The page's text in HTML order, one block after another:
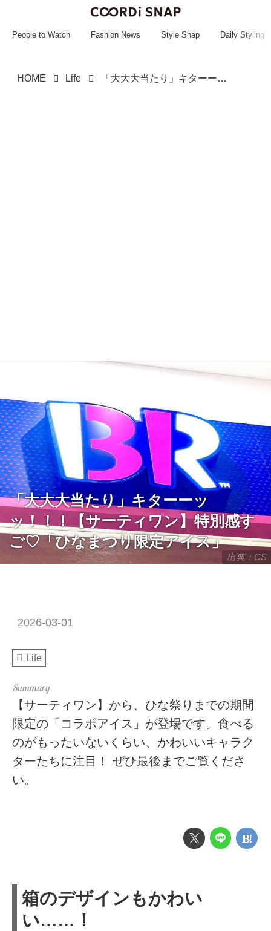
~~~~~~~~~~~
People to Watch Fashion News Style Snap Daily Styling
HOME Life 「大大大当たり」キターーッッ！！！【サーティワン】特別感すご♡「ひなまつり限定アイス」
出典：CS
「大大大当たり」キターーッ
ッ！！！【サーティワン】特別感す
ご♡「ひなまつり限定アイス」
2026-03-01
Life
【サーティワン】から、ひな祭りまでの期間
限定の「コラボアイス」が登場です。食べる
のがもったいないくらい、かわいいキャラク
ターたちに注目！ ぜひ最後までご覧くださ
い。
箱のデザインもかわい
い……！